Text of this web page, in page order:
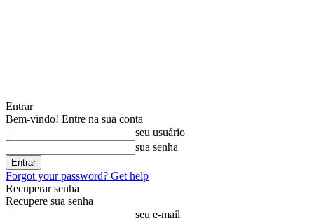
Entrar
Bem-vindo! Entre na sua conta
seu usuário
sua senha
Forgot your password? Get help
Recuperar senha
Recupere sua senha
seu e-mail